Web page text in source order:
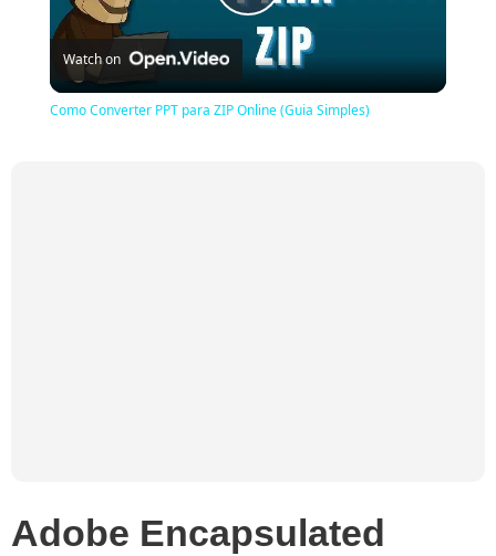
Play
Video
Watch on
Como Converter PPT para ZIP Online (Guia Simples)
Adobe Encapsulated